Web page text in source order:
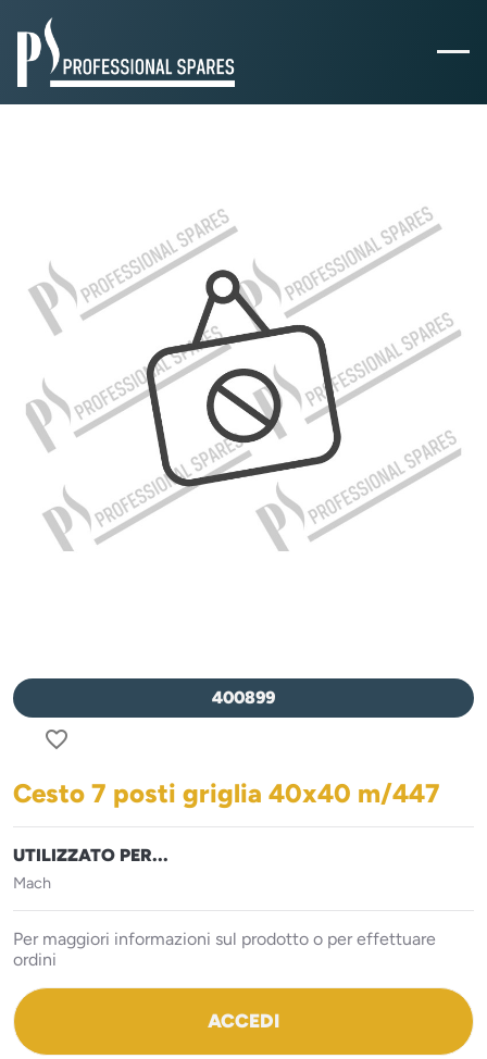
400899
favorite_border
Cesto 7 posti griglia 40x40 m/447
UTILIZZATO PER...
Mach
Per maggiori informazioni sul prodotto o per effettuare
ordini
ACCEDI